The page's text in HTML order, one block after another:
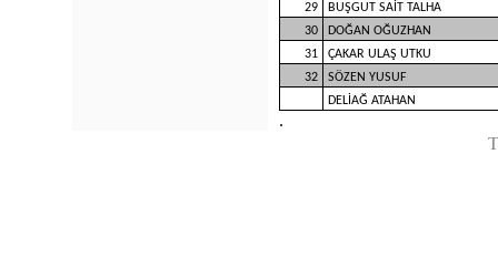
29
BUŞGUT SAİT TALHA
30
DOĞAN OĞUZHAN
31
ÇAKAR ULAŞ UTKU
32
SÖZEN YUSUF
DELİAĞ ATAHAN
.